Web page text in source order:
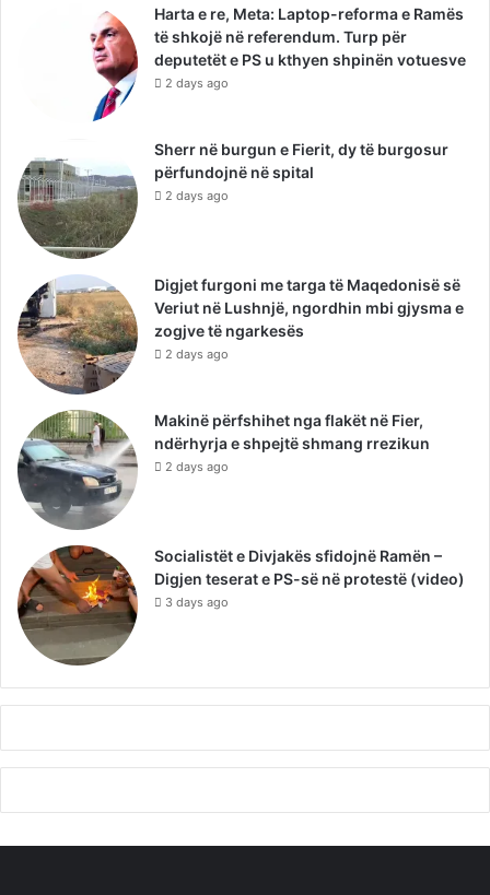
Harta e re, Meta: Laptop-reforma e Ramës
të shkojë në referendum. Turp për
deputetët e PS u kthyen shpinën votuesve
2 days ago
Sherr në burgun e Fierit, dy të burgosur
përfundojnë në spital
2 days ago
Digjet furgoni me targa të Maqedonisë së
Veriut në Lushnjë, ngordhin mbi gjysma e
zogjve të ngarkesës
2 days ago
Makinë përfshihet nga flakët në Fier,
ndërhyrja e shpejtë shmang rrezikun
2 days ago
Socialistët e Divjakës sfidojnë Ramën –
Digjen teserat e PS-së në protestë (video)
3 days ago